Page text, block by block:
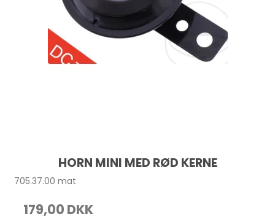
HORN MINI MED RØD KERNE
705.37.00 mat
179,00 DKK